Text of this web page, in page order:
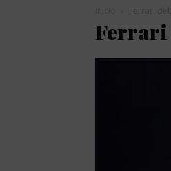
Ferrari